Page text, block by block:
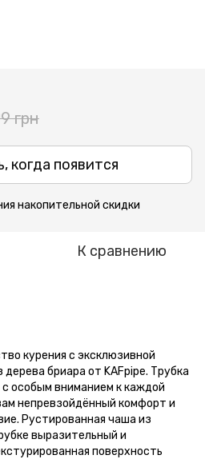
грн
когда появится
накопительной скидки
К сравнению
курения с эксклюзивной
бриара от KAFpipe. Трубка
особым вниманием к каждой
непревзойдённый комфорт и
Рустированная чаша из
выразительный и
поверхность